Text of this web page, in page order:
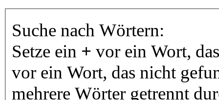
Suche nach Wörtern:
Setze ein + vor ein Wort,
vor ein Wort, das nicht
mehrere Wörter getrennt